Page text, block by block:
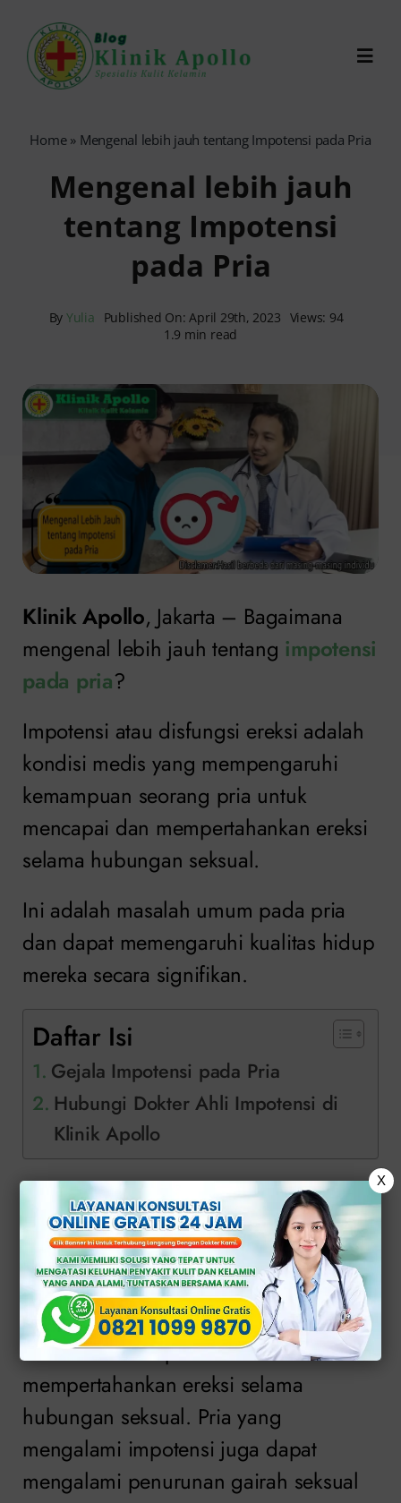
content
0821-1099-9870
Home» Mengenal lebih jauh tentang Impotensi pada Pria
Mengenal lebih jauh
tentang Impotensi
pada Pria
By Yulia Published On: April 29th, 2023 Views: 94
1.9 min read
Klinik Apollo, Jakarta – Bagaimana
mengenal lebih jauh tentang impotensi
pada pria?
Impotensi atau disfungsi ereksi adalah
kondisi medis yang mempengaruhi
kemampuan seorang pria untuk
mencapai dan mempertahankan ereksi
selama hubungan seksual.
Ini adalah masalah umum pada pria
dan dapat memengaruhi kualitas hidup
mereka secara signifikan.
Daftar Isi
Gejala Impotensi pada Pria
Hubungi Dokter Ahli Impotensi di
Klinik Apollo
Gejala Impotensi
pada Pria
Gejalaimpotensipada pria meliputi
kesulitan mencapai atau
mempertahankan ereksi selama
hubungan seksual. Pria yang
mengalami impotensi juga dapat
mengalami penurunan gairah seksual
X